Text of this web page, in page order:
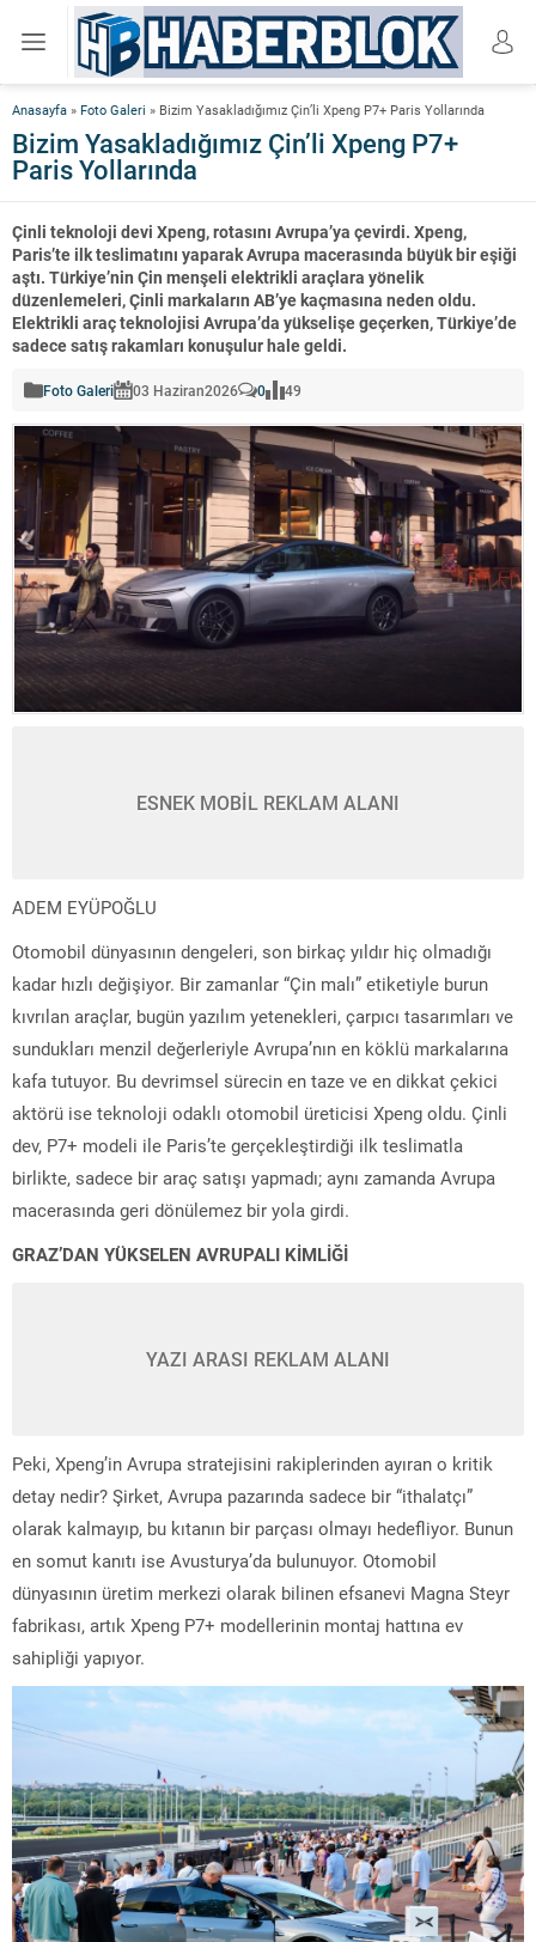
Anasayfa » Foto Galeri » Bizim Yasakladığımız Çin’li Xpeng P7+ Paris Yollarında
Bizim Yasakladığımız Çin’li Xpeng P7+
Paris Yollarında
Çinli teknoloji devi Xpeng, rotasını Avrupa’ya çevirdi. Xpeng,
Paris’te ilk teslimatını yaparak Avrupa macerasında büyük bir eşiği
aştı. Türkiye’nin Çin menşeli elektrikli araçlara yönelik
düzenlemeleri, Çinli markaların AB’ye kaçmasına neden oldu.
Elektrikli araç teknolojisi Avrupa’da yükselişe geçerken, Türkiye’de
sadece satış rakamları konuşulur hale geldi.
Foto Galeri 03 Haziran2026 0 49
ESNEK MOBİL REKLAM ALANI
ADEM EYÜPOĞLU
Otomobil dünyasının dengeleri, son birkaç yıldır hiç olmadığı
kadar hızlı değişiyor. Bir zamanlar “Çin malı” etiketiyle burun
kıvrılan araçlar, bugün yazılım yetenekleri, çarpıcı tasarımları ve
sundukları menzil değerleriyle Avrupa’nın en köklü markalarına
kafa tutuyor. Bu devrimsel sürecin en taze ve en dikkat çekici
aktörü ise teknoloji odaklı otomobil üreticisi Xpeng oldu. Çinli
dev, P7+ modeli ile Paris’te gerçekleştirdiği ilk teslimatla
birlikte, sadece bir araç satışı yapmadı; aynı zamanda Avrupa
macerasında geri dönülemez bir yola girdi.
GRAZ’DAN YÜKSELEN AVRUPALI KİMLİĞİ
YAZI ARASI REKLAM ALANI
Peki, Xpeng’in Avrupa stratejisini rakiplerinden ayıran o kritik
detay nedir? Şirket, Avrupa pazarında sadece bir “ithalatçı”
olarak kalmayıp, bu kıtanın bir parçası olmayı hedefliyor. Bunun
en somut kanıtı ise Avusturya’da bulunuyor. Otomobil
dünyasının üretim merkezi olarak bilinen efsanevi Magna Steyr
fabrikası, artık Xpeng P7+ modellerinin montaj hattına ev
sahipliği yapıyor.